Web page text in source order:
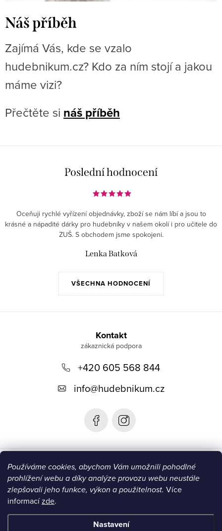
Používáme cookies, abychom Vám umožnili pohodlné
prohlížení webu a díky analýze provozu webu neustále
zlepšovali jeho funkce, výkon a použitelnost. Více
informacízde.
Nastavení
Náš příběh
Zajímá Vás, kde se vzalo
hudebnikum.cz? Kdo za ním stojí a jakou
máme vizi?
Přečtěte si náš příběh
Poslední hodnocení
VŠECHNA HODNOCENÍ
Oceňuji rychlé vyřízení objednávky, zboží se nám líbí a jsou to
krásné a nápadité dárky pro hudebníky v našem okolí i pro učitele do
ZUŠ. S obchodem jsme spokojeni.
Lenka Batková
Kontakt
+420 605 568 844
info@hudebnikum.cz
Informace
Blog
Instagram